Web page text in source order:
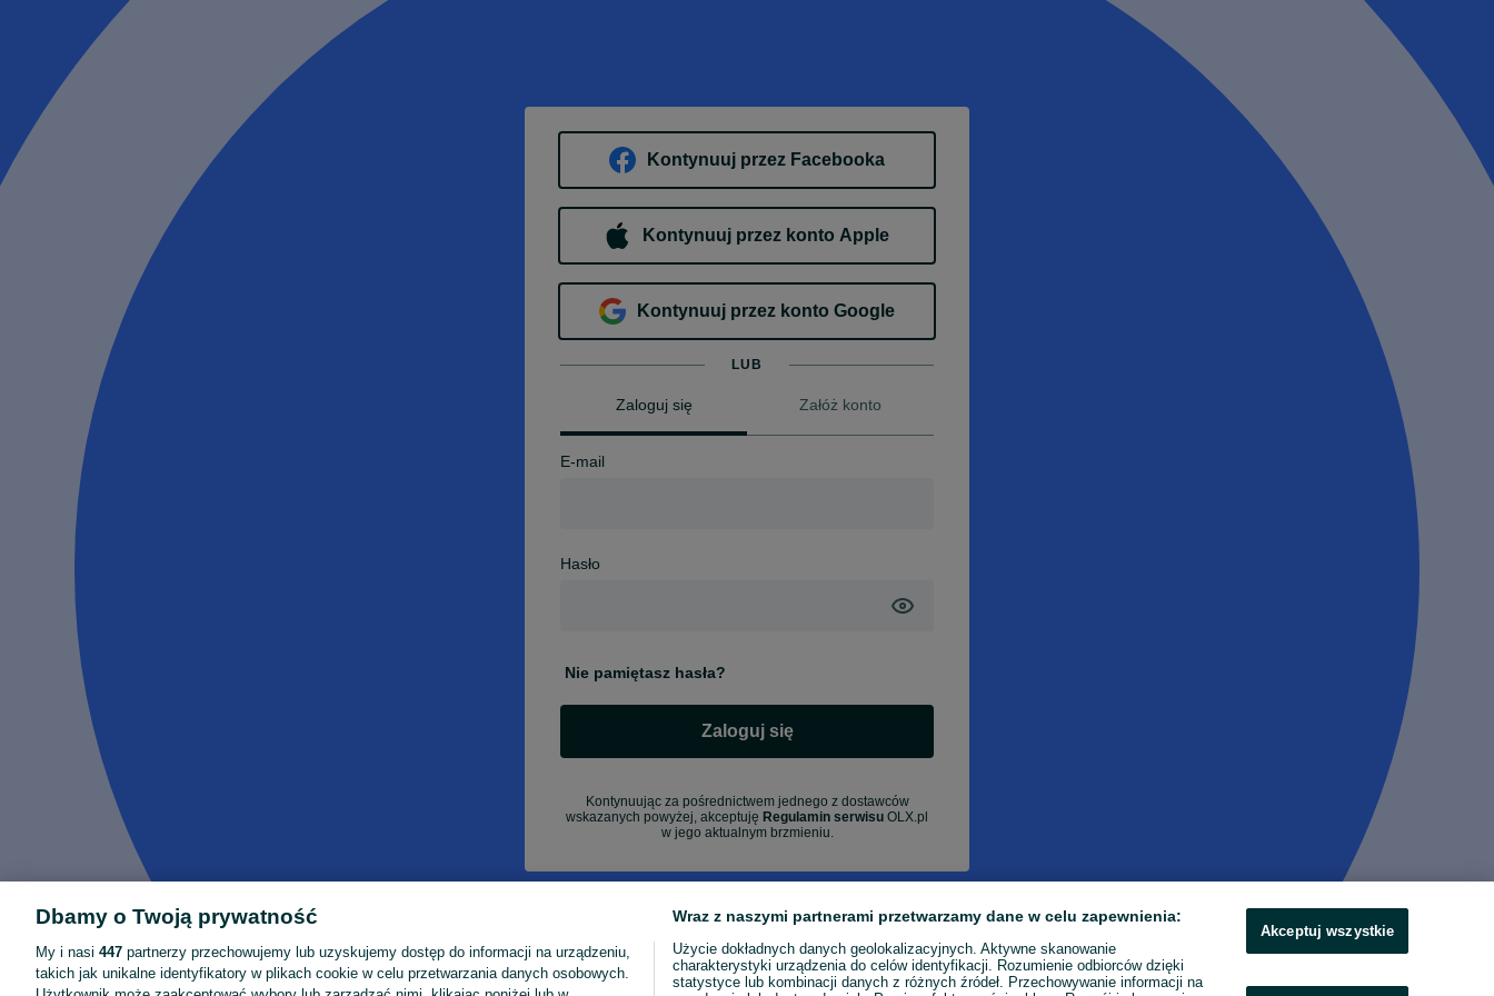
Kontynuuj przez Facebooka
Kontynuuj przez konto Apple
Kontynuuj przez konto Google
LUB
Zaloguj się Załóż konto
E-mail
Hasło
Nie pamiętasz hasła?
Zaloguj się
Kontynuując za pośrednictwem jednego z dostawców
wskazanych powyżej, akceptuję Regulamin serwisu OLX.pl
w jego aktualnym brzmieniu.
Dbamy o Twoją prywatność
My i nasi 447 partnerzy przechowujemy lub uzyskujemy dostęp do informacji na urządzeniu,
takich jak unikalne identyfikatory w plikach cookie w celu przetwarzania danych osobowych.
Wraz z naszymi partnerami przetwarzamy dane w celu zapewnienia:
Użycie dokładnych danych geolokalizacyjnych. Aktywne skanowanie
charakterystyki urządzenia do celów identyfikacji. Rozumienie odbiorców dzięki
statystyce lub kombinacji danych z różnych źródeł. Przechowywanie informacji na
Akceptuj wszystkie